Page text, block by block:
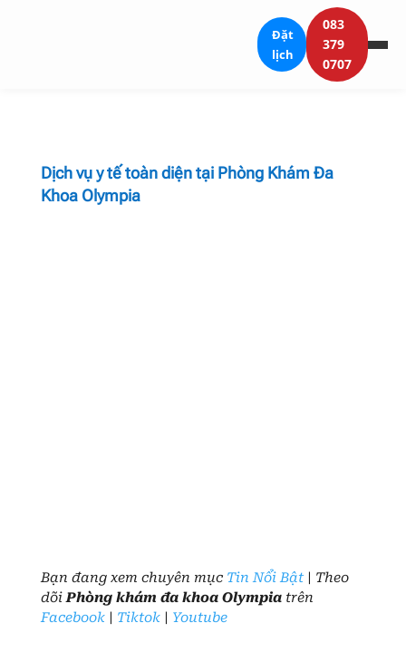
Đặt
lịch
083
379
0707
Dịch vụ y tế toàn diện tại Phòng Khám Đa
Khoa Olympia
Bạn đang xem chuyên mục Tin Nổi Bật| Theo
dõiPhòng khám đa khoa Olympiatrên
Facebook| Tiktok| Youtube